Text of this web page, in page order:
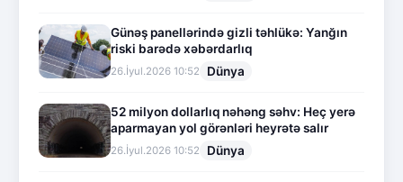
Günəş panellərində gizli təhlükə: Yanğın
riski barədə xəbərdarlıq
26.İyul.2026 10:52 Dünya
52 milyon dollarlıq nəhəng səhv: Heç yerə
aparmayan yol görənləri heyrətə salır
26.İyul.2026 10:52 Dünya